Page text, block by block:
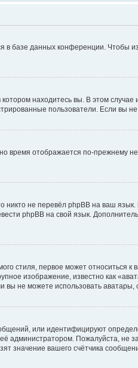
в базе данных конференции. Чтобы
находитесь вы. В этом
пользователи. Если вы
время отображается по-прежнему
не перевёл phpBB на ваш
phpBB на свой язык.
стиля, первое может относиться
изображение, известно как
вы не можете использовать
или идентифицируют
администратором. Пожалуйста, не
значение вашего счётчика